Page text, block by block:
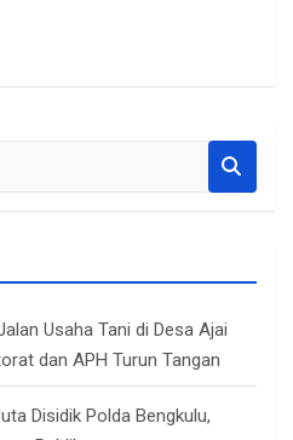
Usaha Tani di Desa Ajai
dan APH Turun Tangan
Disidik Polda Bengkulu,